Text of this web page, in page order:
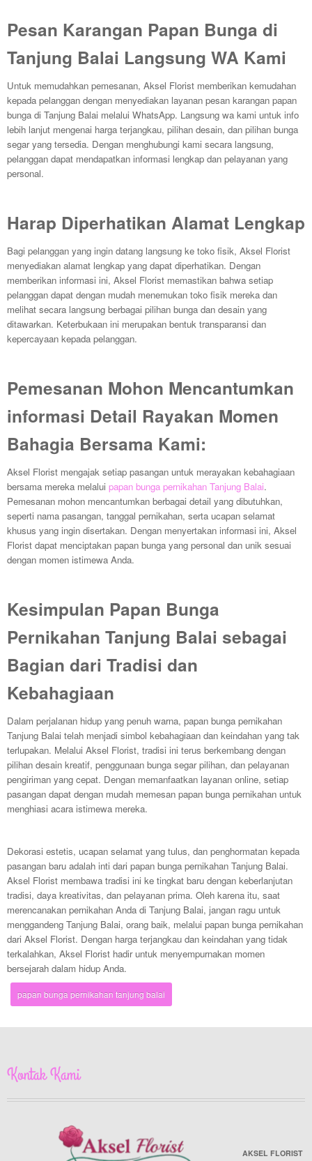
Pesan Karangan Papan Bunga di
Tanjung Balai Langsung WA Kami
Untuk memudahkan pemesanan, Aksel Florist memberikan kemudahan
kepada pelanggan dengan menyediakan layanan pesan karangan papan
bunga di Tanjung Balai melalui WhatsApp. Langsung wa kami untuk info
lebih lanjut mengenai harga terjangkau, pilihan desain, dan pilihan bunga
segar yang tersedia. Dengan menghubungi kami secara langsung,
pelanggan dapat mendapatkan informasi lengkap dan pelayanan yang
personal.
Harap Diperhatikan Alamat Lengkap
Bagi pelanggan yang ingin datang langsung ke toko fisik, Aksel Florist
menyediakan alamat lengkap yang dapat diperhatikan. Dengan
memberikan informasi ini, Aksel Florist memastikan bahwa setiap
pelanggan dapat dengan mudah menemukan toko fisik mereka dan
melihat secara langsung berbagai pilihan bunga dan desain yang
ditawarkan. Keterbukaan ini merupakan bentuk transparansi dan
kepercayaan kepada pelanggan.
Pemesanan Mohon Mencantumkan
informasi Detail Rayakan Momen
Bahagia Bersama Kami:
Aksel Florist mengajak setiap pasangan untuk merayakan kebahagiaan
bersama mereka melalui papan bunga pernikahan Tanjung Balai.
Pemesanan mohon mencantumkan berbagai detail yang dibutuhkan,
seperti nama pasangan, tanggal pernikahan, serta ucapan selamat
khusus yang ingin disertakan. Dengan menyertakan informasi ini, Aksel
Florist dapat menciptakan papan bunga yang personal dan unik sesuai
dengan momen istimewa Anda.
Kesimpulan Papan Bunga
Pernikahan Tanjung Balai sebagai
Bagian dari Tradisi dan
Kebahagiaan
Dalam perjalanan hidup yang penuh warna, papan bunga pernikahan
Tanjung Balai telah menjadi simbol kebahagiaan dan keindahan yang tak
terlupakan. Melalui Aksel Florist, tradisi ini terus berkembang dengan
pilihan desain kreatif, penggunaan bunga segar pilihan, dan pelayanan
pengiriman yang cepat. Dengan memanfaatkan layanan online, setiap
pasangan dapat dengan mudah memesan papan bunga pernikahan untuk
menghiasi acara istimewa mereka.
Dekorasi estetis, ucapan selamat yang tulus, dan penghormatan kepada
pasangan baru adalah inti dari papan bunga pernikahan Tanjung Balai.
Aksel Florist membawa tradisi ini ke tingkat baru dengan keberlanjutan
tradisi, daya kreativitas, dan pelayanan prima. Oleh karena itu, saat
merencanakan pernikahan Anda di Tanjung Balai, jangan ragu untuk
menggandeng Tanjung Balai, orang baik, melalui papan bunga pernikahan
dari Aksel Florist. Dengan harga terjangkau dan keindahan yang tidak
terkalahkan, Aksel Florist hadir untuk menyempurnakan momen
bersejarah dalam hidup Anda.
papan bunga pernikahan tanjung balai
Kontak Kami
AKSEL FLORIST